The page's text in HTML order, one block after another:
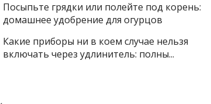
Посыпьте грядки или полейте под корень:
домашнее удобрение для огурцов
Какие приборы ни в коем случае нельзя
включать через удлинитель: полны...